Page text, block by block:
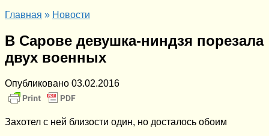
Главная » Новости
В Сарове девушка-ниндзя порезала
двух военных
Опубликовано 03.02.2016
Захотел с ней близости один, но досталось обоим